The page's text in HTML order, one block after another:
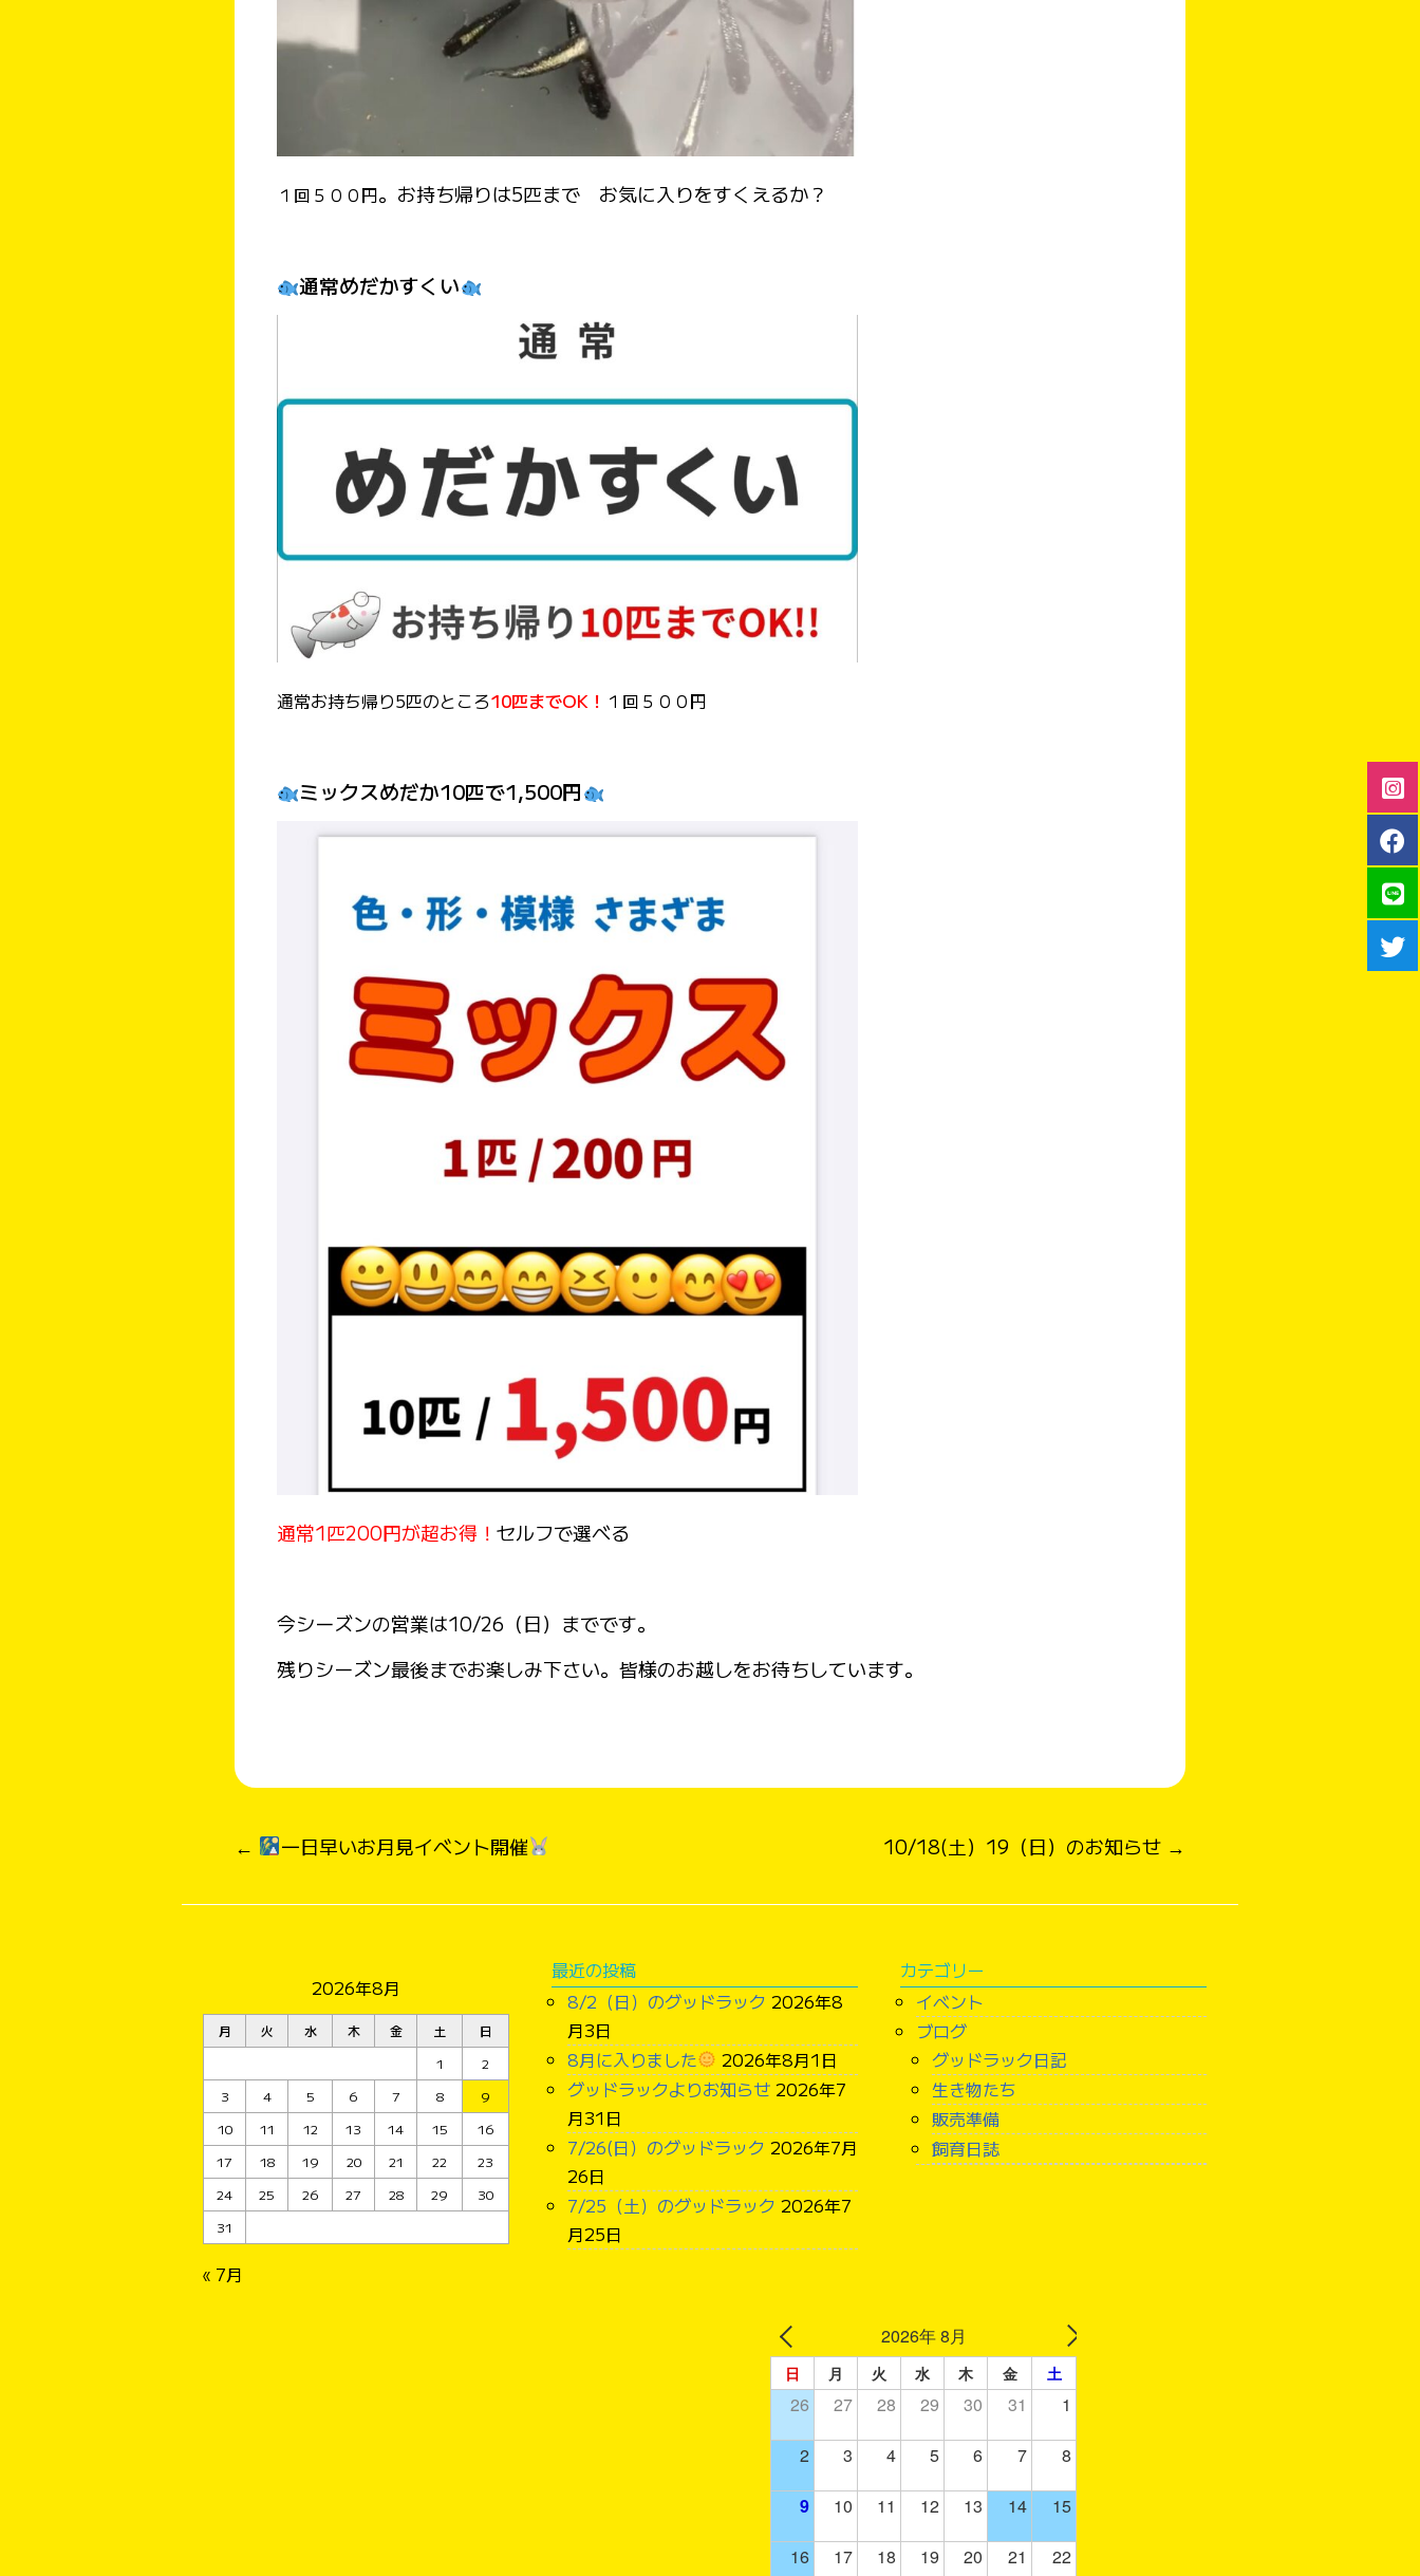
１回５００円。お持ち帰りは5匹まで お気に入りをすくえるか？
通常めだかすくい
通常お持ち帰り5匹のところ10匹までOK！ １回５００円
ミックスめだか10匹で1,500円
通常1匹200円が超お得！ セルフで選べる
今シーズンの営業は10/26（日）までです。
残りシーズン最後までお楽しみ下さい。皆様のお越しをお待ちしています。
← 一日早いお月見イベント開催 10/18(土）19（日）のお知らせ →
2026年8月
月 火 水 木 金 土
日
1
2
3
4 5 6 7 8
9
10
11 12 13 14 15
16
17
18 19 20 21 22
23
24
25 26 27 28 29
30
31
« 7月
最近の投稿
8/2（日）のグッドラック 2026年8
月3日
8月に入りました
2026年8月1日
グッドラックよりお知らせ 2026年7
月31日
7/26(日）のグッドラック 2026年7月
26日
7/25（土）のグッドラック 2026年7
月25日
カテゴリー
イベント
ブログ
グッドラック日記
生き物たち
販売準備
飼育日誌
2026年 8月
日 月 火 水 木 金 土
26 27 28 29 30 31 1
2 3 4 5 6 7 8
9 10 11 12 13 14 15
16 17 18 19 20 21 22